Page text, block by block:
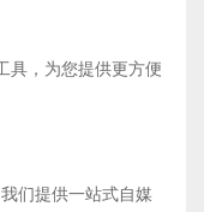
具，为您提供更方便
们提供一站式自媒